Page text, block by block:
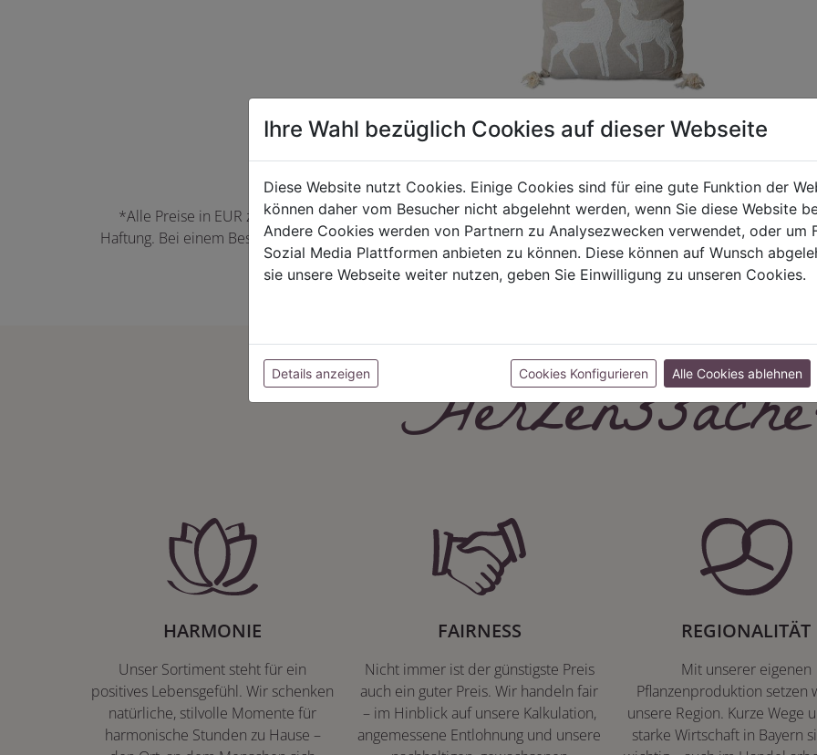
*Alle Preise in EUR zzgl. der jeweils gültigen Mehrwertsteuer und Versandkosten. Für Irrtümer und
Haftung. Bei einem Bestellwert unter 50,00 EUR behalten wir uns die Berechnung eines
können Farbabweichungen zwischen der Bildschirmdarstellung und dem
HARMONIE
Unser Sortiment steht für ein
positives Lebensgefühl. Wir schenken
natürliche, stilvolle Momente für
harmonische Stunden zu Hause –
FAIRNESS
Nicht immer ist der günstigste Preis
auch ein guter Preis. Wir handeln fair
– im Hinblick auf unsere Kalkulation,
angemessene Entlohnung und unsere
REGIONALITÄT
Mit unserer eigenen
Pflanzenproduktion setzen
unsere Region. Kurze Wege
starke Wirtschaft in Bayern
Ihre Wahl bezüglich Cookies auf dieser Webseite
Diese Website nutzt Cookies. Einige Cookies sind für eine gute Funktion der
können daher vom Besucher nicht abgelehnt werden, wenn Sie diese Website
Andere Cookies werden von Partnern zu Analysezwecken verwendet, oder um
Sozial Media Plattformen anbieten zu können. Diese können auf Wunsch
sie unsere Webseite weiter nutzen, geben Sie Einwilligung zu unseren Cookies.
Details anzeigen Cookies Konfigurieren Alle Cookies ablehnen